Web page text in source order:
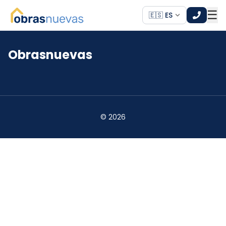
🇪🇸 ES ☰
*
Obrasnuevas
© 2026